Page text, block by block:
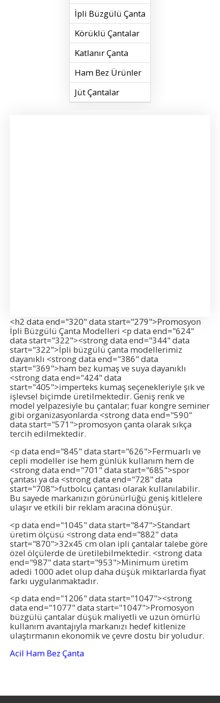
İpli Büzgülü Çanta
Körüklü Çantalar
Katlanır Çanta
Ham Bez Ürünler
Jüt Çantalar
Büzgülü çanta modelleri
<h2 data end="320" data start="279">Promosyon
İpli Büzgülü Çanta Modelleri <p data end="624"
data start="322"><strong data end="344" data
start="322">İpli büzgülü çanta modellerimiz
dayanıklı <strong data end="386" data
start="369">ham bez kumaş ve suya dayanıklı
<strong data end="424" data
start="405">imperteks kumaş seçenekleriyle şık ve
işlevsel biçimde üretilmektedir. Geniş renk ve
model yelpazesiyle bu çantalar; fuar kongre seminer
gibi organizasyonlarda <strong data end="590"
data start="571">promosyon çanta olarak sıkça
tercih edilmektedir.
<p data end="845" data start="626">Fermuarlı ve
cepli modeller ise hem günlük kullanım hem de
<strong data end="701" data start="685">spor
çantası ya da <strong data end="728" data
start="708">futbolcu çantası olarak kullanılabilir.
Bu sayede markanızın görünürlüğü geniş kitlelere
ulaşır ve etkili bir reklam aracına dönüşür.
<p data end="1045" data start="847">Standart
üretim ölçüsü <strong data end="882" data
start="870">32x45 cm olan ipli çantalar talebe göre
özel ölçülerde de üretilebilmektedir. <strong data
end="987" data start="953">Minimum üretim
adedi 1000 adet olup daha düşük miktarlarda fiyat
farkı uygulanmaktadır.
<p data end="1206" data start="1047"><strong
data end="1077" data start="1047">Promosyon
büzgülü çantalar düşük maliyetli ve uzun ömürlü
kullanım avantajıyla markanızı hedef kitlenize
ulaştırmanın ekonomik ve çevre dostu bir yoludur.
Acil Ham Bez Çanta